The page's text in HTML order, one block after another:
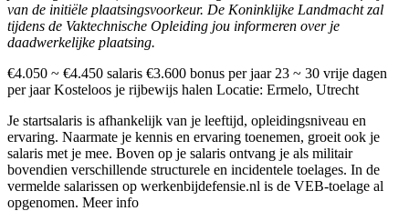
van de initiële plaatsingsvoorkeur. De Koninklijke Landmacht zal
tijdens de Vaktechnische Opleiding jou informeren over je
daadwerkelijke plaatsing.
€4.050 ~ €4.450 salaris €3.600 bonus per jaar 23 ~ 30 vrije dagen
per jaar Kosteloos je rijbewijs halen Locatie: Ermelo, Utrecht
Je startsalaris is afhankelijk van je leeftijd, opleidingsniveau en
ervaring. Naarmate je kennis en ervaring toenemen, groeit ook je
salaris met je mee. Boven op je salaris ontvang je als militair
bovendien verschillende structurele en incidentele toelages. In de
vermelde salarissen op werkenbijdefensie.nl is de VEB-toelage al
opgenomen. Meer info